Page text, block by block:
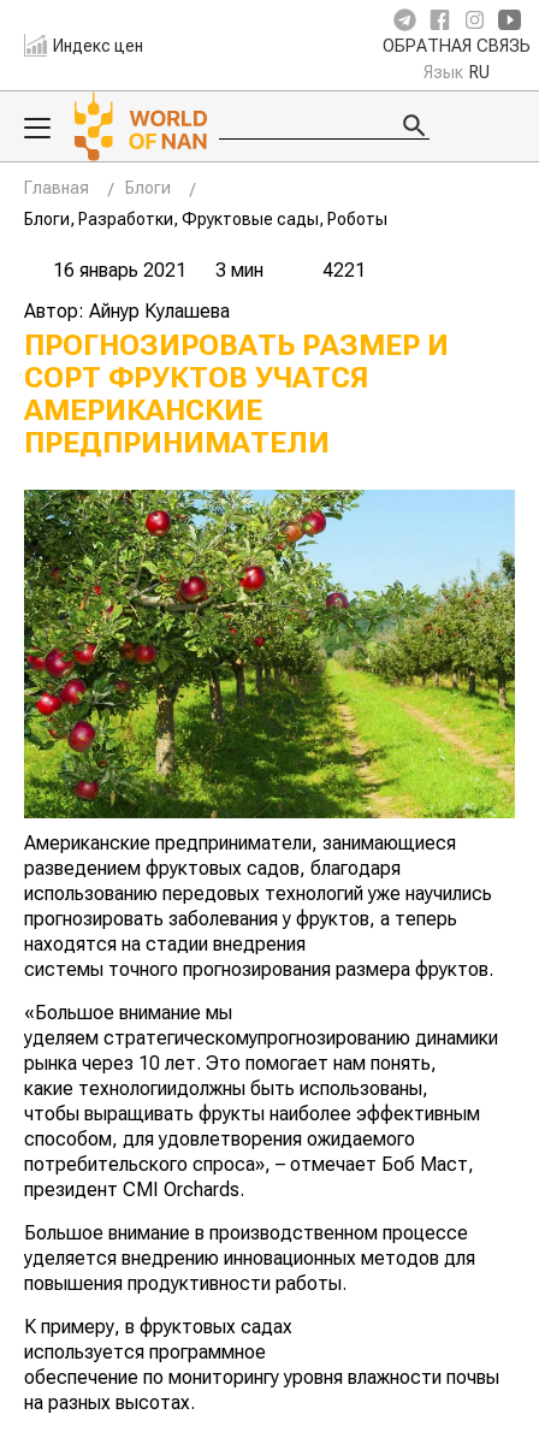
Индекс цен ОБРАТНАЯ СВЯЗЬ
Язык RU
Главная
Блоги
Блоги, Разработки, Фруктовые сады, Роботы
16 январь 2021 3 мин
4221
Автор: Айнур Кулашева
ПРОГНОЗИРОВАТЬ РАЗМЕР И
СОРТ ФРУКТОВ УЧАТСЯ
АМЕРИКАНСКИЕ
ПРЕДПРИНИМАТЕЛИ
Американские предприниматели, занимающиеся
разведением фруктовых садов, благодаря
использованию передовых технологий уже научились
прогнозировать заболевания у фруктов, а теперь
находятся на стадии внедрения
системы точного прогнозирования размера фруктов.
«Большое внимание мы
уделяем стратегическомупрогнозированию динамики
рынка через 10 лет. Это помогает нам понять,
какие технологиидолжны быть использованы,
чтобы выращивать фрукты наиболее эффективным
способом, для удовлетворения ожидаемого
потребительского спроса», – отмечает Боб Маст,
президент CMI Orchards.
Большое внимание в производственном процессе
уделяется внедрению инновационных методов для
повышения продуктивности работы.
К примеру, в фруктовых садах
используется программное
обеспечение по мониторингу уровня влажности почвы
на разных высотах.